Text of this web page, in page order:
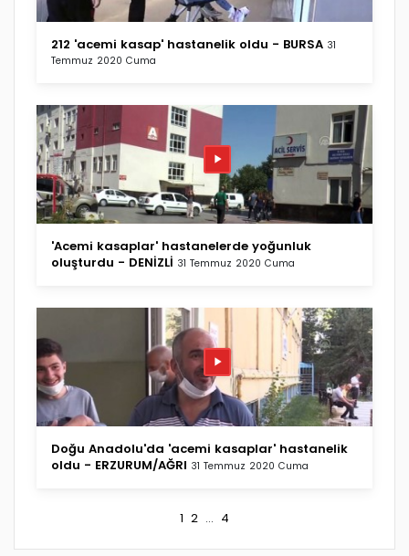
212 'acemi kasap' hastanelik oldu - BURSA 31
Temmuz 2020 Cuma
'Acemi kasaplar' hastanelerde yoğunluk
oluşturdu - DENİZLİ 31 Temmuz 2020 Cuma
Doğu Anadolu'da 'acemi kasaplar' hastanelik
oldu - ERZURUM/AĞRI 31 Temmuz 2020 Cuma
1 2 ... 4